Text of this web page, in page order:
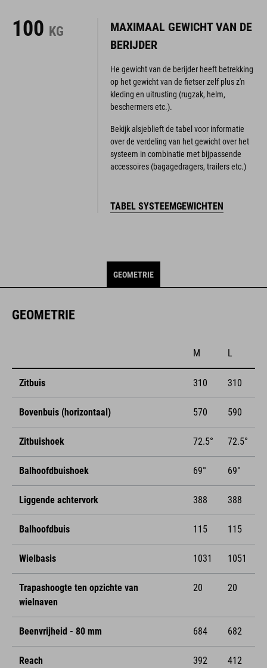
100 KG
MAXIMAAL GEWICHT VAN DE
BERIJDER
He gewicht van de berijder heeft betrekking
op het gewicht van de fietser zelf plus z'n
kleding en uitrusting (rugzak, helm,
beschermers etc.).
Bekijk alsjeblieft de tabel voor informatie
over de verdeling van het gewicht over het
systeem in combinatie met bijpassende
accessoires (bagagedragers, trailers etc.)
TABEL SYSTEEMGEWICHTEN
GEOMETRIE
GEOMETRIE
M L
Zitbuis 310 310
Bovenbuis (horizontaal) 570 590
Zitbuishoek 72.5° 72.5°
Balhoofdbuishoek 69° 69°
Liggende achtervork 388 388
Balhoofdbuis 115 115
Wielbasis 1031 1051
Trapashoogte ten opzichte van
wielnaven
20 20
Beenvrijheid - 80 mm 684 682
Reach 392 412